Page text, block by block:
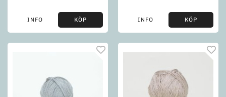
INFO KÖP INFO KÖP